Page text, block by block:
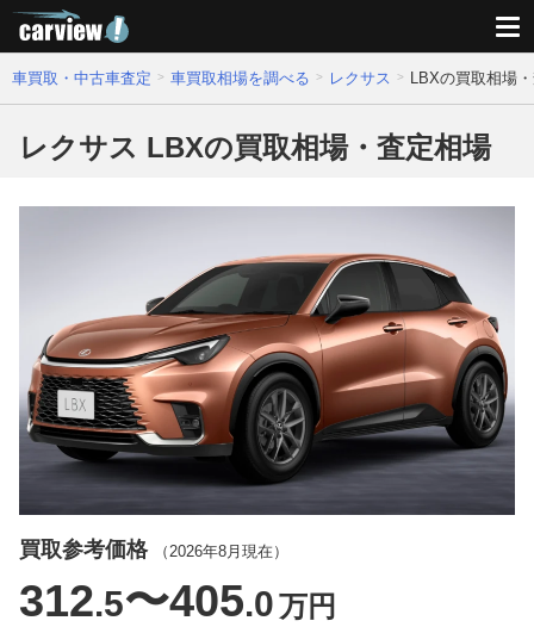
車買取・中古車査定 車買取相場を調べる レクサス LBXの買取相場
レクサス LBXの買取相場・査定相場
買取参考価格 （ 2026年8月 現在）
312.5〜405.0万円